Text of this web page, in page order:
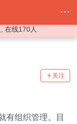
在线170人
关注
有组织管理。目